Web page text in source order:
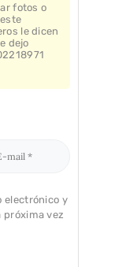
fotos o
le dicen
dejo
electrónico y
próxima vez